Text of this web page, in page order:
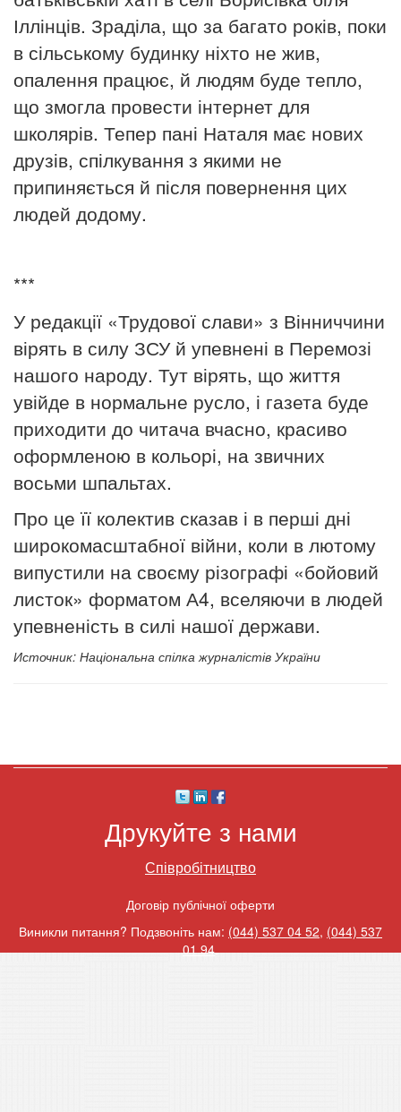
Іллінців. Зраділа, що за багато років, поки
в сільському будинку ніхто не жив,
опалення працює, й людям буде тепло,
що змогла провести інтернет для
школярів. Тепер пані Наталя має нових
друзів, спілкування з якими не
припиняється й після повернення цих
людей додому.
***
У редакції «Трудової слави» з Вінниччини
вірять в силу ЗСУ й упевнені в Перемозі
нашого народу. Тут вірять, що життя
увійде в нормальне русло, і газета буде
приходити до читача вчасно, красиво
оформленою в кольорі, на звичних
восьми шпальтах.
Про це її колектив сказав і в перші дні
широкомасштабної війни, коли в лютому
випустили на своєму різографі «бойовий
листок» форматом А4, вселяючи в людей
упевненість в силі нашої держави.
Источник: Національна спілка журналістів України
Друкуйте з нами
Співробітництво
Договір публічної оферти
Виникли питання? Подзвоніть нам: (044) 537 04 52, (044) 537
01 94.